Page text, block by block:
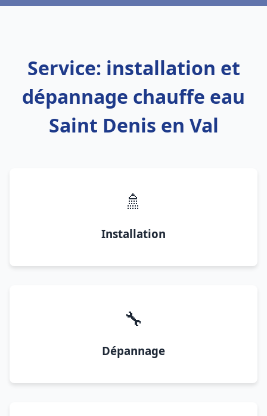
Service: installation et
dépannage chauffe eau
Saint Denis en Val
🚿
Installation
🔧
Dépannage